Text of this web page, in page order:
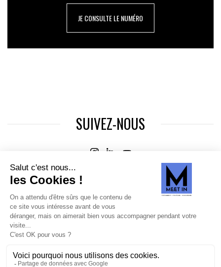
JE CONSULTE LE NUMÉRO
SUIVEZ-NOUS
Agence web:Novius